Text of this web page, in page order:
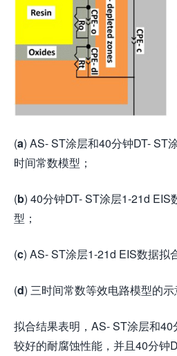
(a) AS- ST涂层和40分钟DT- ST
时间常数模型；
(b) 40分钟DT- ST涂层1-21d EIS
型；
(c) AS- ST涂层1-21d EIS数据拟
(d) 三时间常数等效电路模型的示
拟合结果表明，AS- ST涂层和40
较好的耐腐蚀性能，并且40分钟